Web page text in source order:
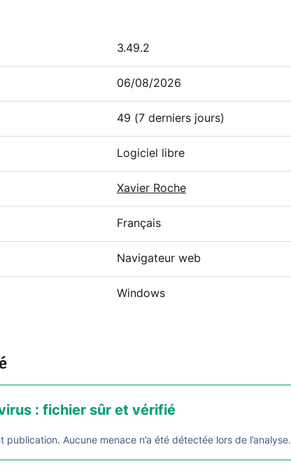
3.49.2
06/08/2026
49 (7 derniers jours)
Logiciel libre
Xavier Roche
Français
Navigateur web
Windows
: fichier sûr et vérifié
publication. Aucune menace n’a été détectée lors de l’analyse.